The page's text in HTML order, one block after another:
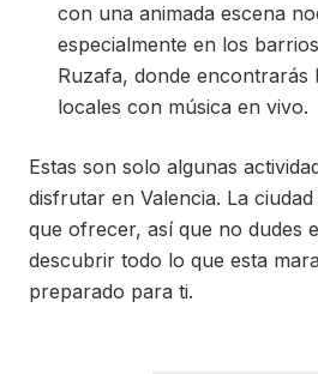
con una animada escena
especialmente en los
Ruzafa, donde encontrarás
locales con música en vivo.
Estas son solo algunas
disfrutar en Valencia. La
que ofrecer, así que no dudes
descubrir todo lo que esta
preparado para ti.